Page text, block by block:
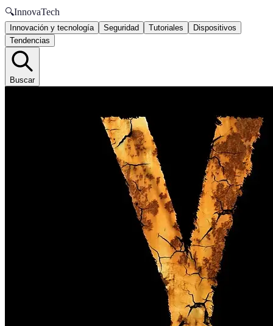
🔍InnovaTech
Innovación y tecnología Seguridad Tutoriales
Dispositivos
Tendencias
Buscar